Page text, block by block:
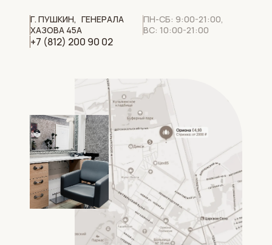
Г. ПУШКИН, ГЕНЕРАЛА
ХАЗОВА 45А
ПН-СБ: 9:00-21:00,
ВС: 10:00-21:00
+7 (812) 200 90 02